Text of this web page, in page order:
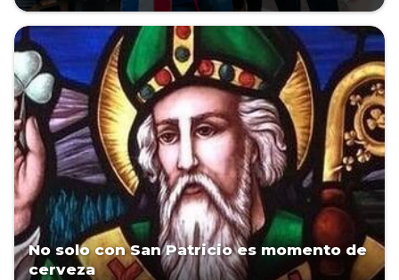
No solo con San Patricio es momento de
cerveza